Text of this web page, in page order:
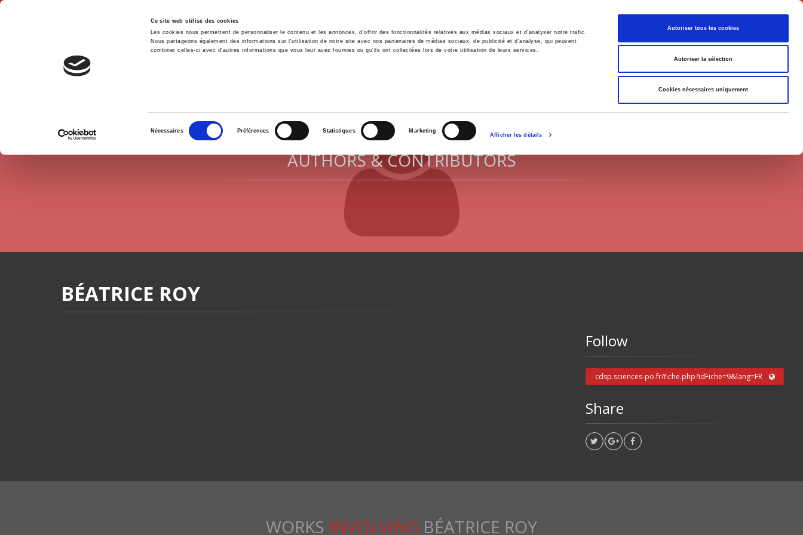
Ce site web utilise des cookies
Les cookies nous permettent de personnaliser le contenu et les annonces, d'offrir des fonctionnalités relatives aux médias sociaux et d'analyser notre trafic.
Nous partageons également des informations sur l'utilisation de notre site avec nos partenaires de médias sociaux, de publicité et d'analyse, qui peuvent
combiner celles-ci avec d'autres informations que vous leur avez fournies ou qu'ils ont collectées lors de votre utilisation de leurs services.
consentement
Nécessaires Préférences Statistiques Marketing
Afficher les détails
Autoriser tous les cookies
Autoriser la sélection
Cookies nécessaires uniquement
English
Home Environment History International Politics
AUTHORS & CONTRIBUTORS
BÉATRICE ROY
Follow
cdsp.sciences-po.fr/fiche.php?idFiche=9&lang=FR
Share
WORKS INVOLVING BÉATRICE ROY